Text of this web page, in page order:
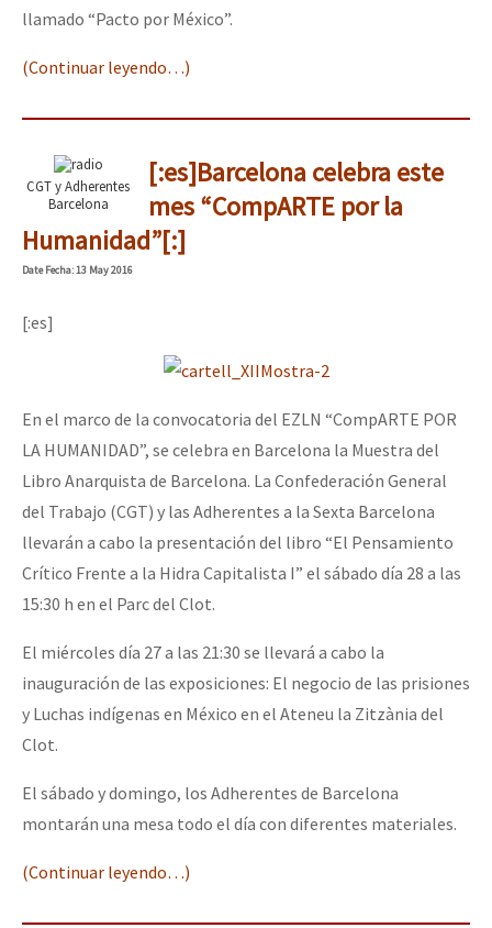
llamado “Pacto por México”.
(Continuar leyendo…)
CGT y Adherentes
Barcelona
[:es]Barcelona celebra este
mes “CompARTE por la
Humanidad”[:]
DateFecha: 13 May 2016
[:es]
En el marco de la convocatoria del EZLN “CompARTE POR
LA HUMANIDAD”, se celebra en Barcelona la Muestra del
Libro Anarquista de Barcelona. La Confederación General
del Trabajo (CGT) y las Adherentes a la Sexta Barcelona
llevarán a cabo la presentación del libro “El Pensamiento
Crítico Frente a la Hidra Capitalista I” el sábado día 28 a las
15:30 h en el Parc del Clot.
El miércoles día 27 a las 21:30 se llevará a cabo la
inauguración de las exposiciones: El negocio de las prisiones
y Luchas indígenas en México en el Ateneu la Zitzània del
Clot.
El sábado y domingo, los Adherentes de Barcelona
montarán una mesa todo el día con diferentes materiales.
(Continuar leyendo…)